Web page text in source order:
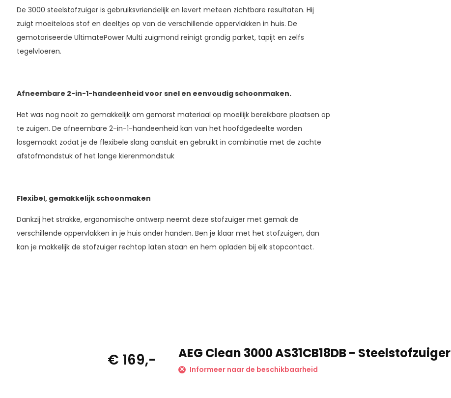
De 3000 steelstofzuiger is gebruiksvriendelijk en levert meteen zichtbare resultaten. Hij
zuigt moeiteloos stof en deeltjes op van de verschillende oppervlakken in huis. De
gemotoriseerde UltimatePower Multi zuigmond reinigt grondig parket, tapijt en zelfs
tegelvloeren.
Afneembare 2-in-1-handeenheid voor snel en eenvoudig schoonmaken.
Het was nog nooit zo gemakkelijk om gemorst materiaal op moeilijk bereikbare plaatsen op
te zuigen. De afneembare 2-in-1-handeenheid kan van het hoofdgedeelte worden
losgemaakt zodat je de flexibele slang aansluit en gebruikt in combinatie met de zachte
afstofmondstuk of het lange kierenmondstuk
Flexibel, gemakkelijk schoonmaken
Dankzij het strakke, ergonomische ontwerp neemt deze stofzuiger met gemak de
verschillende oppervlakken in je huis onder handen. Ben je klaar met het stofzuigen, dan
kan je makkelijk de stofzuiger rechtop laten staan en hem opladen bij elk stopcontact.
€ 169,- AEG Clean 3000 AS31CB18DB - Steelstofzuiger
Informeer naar de beschikbaarheid